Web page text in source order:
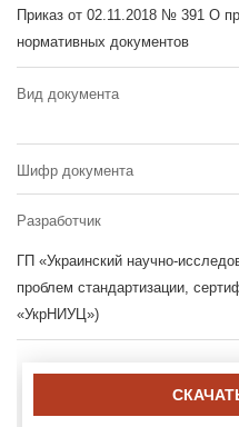
Приказ от 02.11.2018 № 391 О
нормативных документов
Вид документа
Шифр документа
Разработчик
ГП «Украинский научно-
проблем стандартизации,
«УкрНИУЦ»)